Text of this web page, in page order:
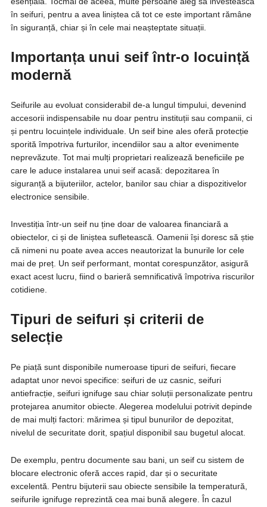
în seifuri, pentru a avea liniștea că tot ce este important rămâne
în siguranță, chiar și în cele mai neașteptate situații.
Importanța unui seif într-o locuință
modernă
Seifurile au evoluat considerabil de-a lungul timpului, devenind
accesorii indispensabile nu doar pentru instituții sau companii, ci
și pentru locuințele individuale. Un seif bine ales oferă protecție
sporită împotriva furturilor, incendiilor sau a altor evenimente
neprevăzute. Tot mai mulți proprietari realizează beneficiile pe
care le aduce instalarea unui seif acasă: depozitarea în
siguranță a bijuteriilor, actelor, banilor sau chiar a dispozitivelor
electronice sensibile.
Investiția într-un seif nu ține doar de valoarea financiară a
obiectelor, ci și de liniștea sufletească. Oamenii își doresc să știe
că nimeni nu poate avea acces neautorizat la bunurile lor cele
mai de preț. Un seif performant, montat corespunzător, asigură
exact acest lucru, fiind o barieră semnificativă împotriva riscurilor
cotidiene.
Tipuri de seifuri și criterii de
selecție
Pe piață sunt disponibile numeroase tipuri de seifuri, fiecare
adaptat unor nevoi specifice: seifuri de uz casnic, seifuri
antiefracție, seifuri ignifuge sau chiar soluții personalizate pentru
protejarea anumitor obiecte. Alegerea modelului potrivit depinde
de mai mulți factori: mărimea și tipul bunurilor de depozitat,
nivelul de securitate dorit, spațiul disponibil sau bugetul alocat.
De exemplu, pentru documente sau bani, un seif cu sistem de
blocare electronic oferă acces rapid, dar și o securitate
excelentă. Pentru bijuterii sau obiecte sensibile la temperatură,
seifurile ignifuge reprezintă cea mai bună alegere. În cazul